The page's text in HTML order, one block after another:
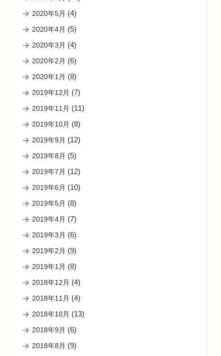
2020年5月 (4)
2020年4月 (5)
2020年3月 (4)
2020年2月 (6)
2020年1月 (8)
2019年12月 (7)
2019年11月 (11)
2019年10月 (8)
2019年9月 (12)
2019年8月 (5)
2019年7月 (12)
2019年6月 (10)
2019年5月 (8)
2019年4月 (7)
2019年3月 (6)
2019年2月 (9)
2019年1月 (8)
2018年12月 (4)
2018年11月 (4)
2018年10月 (13)
2018年9月 (6)
2018年8月 (9)